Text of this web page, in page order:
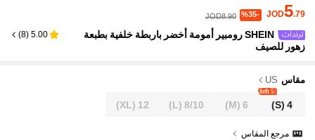
JOD5.79
%35-
JOD8.90
SHEIN رومبير أمومة أخضر باربطة خلفية بطبعة
زهور للصيف
5.00
(
8
)
مقاس US
4
(S)
5 left
6
(M)
8/10
(L)
12
(XL)
مرجع المقاس